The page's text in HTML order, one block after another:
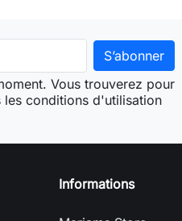
Vous trouverez pour
conditions d'utilisation
Informations